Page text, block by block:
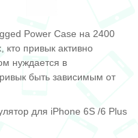
Power Case на 2400
привык активно
нуждается в
быть зависимым от
для iPhone 6S /6 Plus